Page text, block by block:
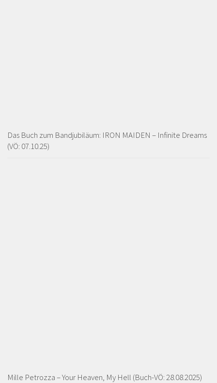
Das Buch zum Bandjubiläum: IRON MAIDEN – Infinite Dreams
(VÖ: 07.10.25)
Mille Petrozza – Your Heaven, My Hell (Buch-VÖ: 28.08.2025)